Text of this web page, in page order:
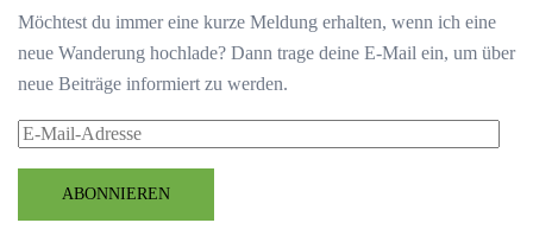
Möchtest du immer eine kurze Meldung erhalten, wenn ich eine
neue Wanderung hochlade? Dann trage deine E-Mail ein, um über
neue Beiträge informiert zu werden.
E-
AdresseABONNIEREN